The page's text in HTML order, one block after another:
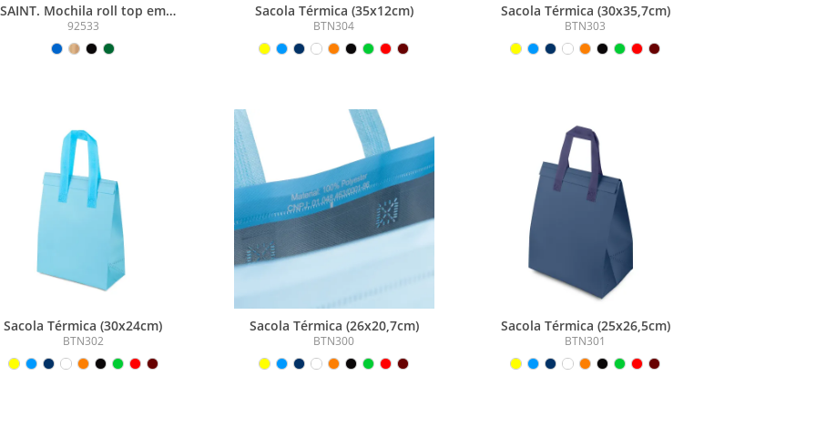
SAINT. Mochila roll top em
algodão reciclado e poliéster
reciclado (380 g/m²)
92533
Sacola Térmica (35x12cm)
BTN304
Sacola Térmica (30x35,7cm)
BTN303
Sacola Térmica (30x24cm)
BTN302
Sacola Térmica (26x20,7cm)
BTN300
Sacola Térmica (25x26,5cm)
BTN301